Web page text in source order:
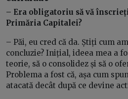
– Era obligatoriu să vă
Primăria Capitalei?
– Păi, eu cred că da. Știți cum
concluzie? Inițial, ideea mea a
teorie, să o consolidez și să o
Problema a fost că, așa cum
atacată decât după ce devine